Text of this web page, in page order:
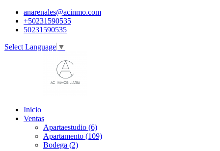
anarenales@acinmo.com
+50231590535
50231590535
Select Language ▼
Inicio
Ventas
Apartaestudio (6)
Apartamento (109)
Bodega (2)